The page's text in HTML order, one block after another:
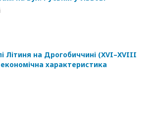
Літиня на Дрогобиччині (XVI–XVIII
характеристика